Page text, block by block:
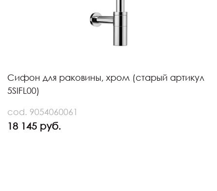
Сифон для раковины, хром (старый артикул
5SIFL00)
cod. 9054060061
18 145 руб.